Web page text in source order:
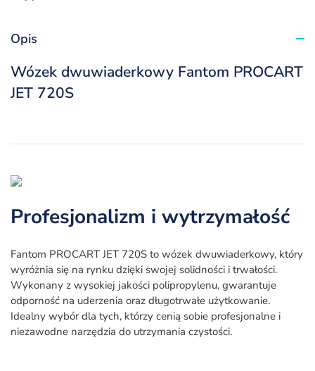
Opis
Wózek dwuwiaderkowy Fantom PROCART
JET 720S
Profesjonalizm i wytrzymałość
Fantom PROCART JET 720S to wózek dwuwiaderkowy, który
wyróżnia się na rynku dzięki swojej solidności i trwałości.
Wykonany z wysokiej jakości polipropylenu, gwarantuje
odporność na uderzenia oraz długotrwałe użytkowanie.
Idealny wybór dla tych, którzy cenią sobie profesjonalne i
niezawodne narzędzia do utrzymania czystości.